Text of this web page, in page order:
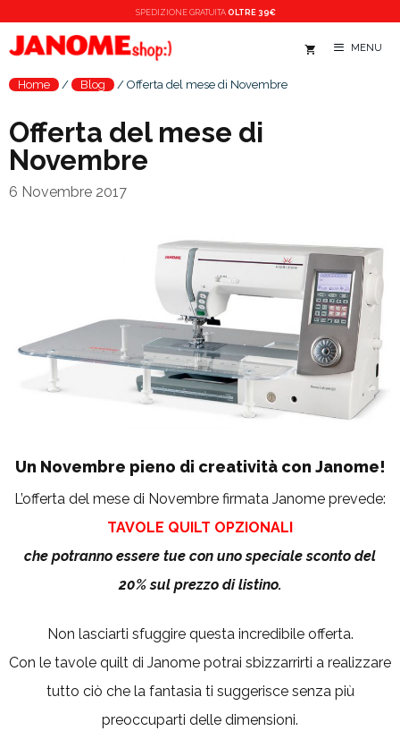
SPEDIZIONE GRATUITA OLTRE 39€
MENU
Home / Blog / Offerta del mese di Novembre
Offerta del mese di
Novembre
6 Novembre 2017
Un Novembre pieno di creatività con Janome!
L’offerta del mese di Novembre firmata Janome prevede:
TAVOLE QUILT OPZIONALI
che potranno essere tue con uno speciale sconto del
20% sul prezzo di listino.
Non lasciarti sfuggire questa incredibile offerta.
Con le tavole quilt di Janome potrai sbizzarrirti a realizzare
tutto ciò che la fantasia ti suggerisce senza più
preoccuparti delle dimensioni.